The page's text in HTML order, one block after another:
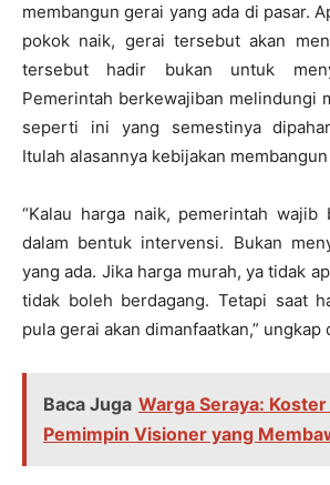
membangun gerai yang ada di pasar.
pokok naik, gerai tersebut akan
tersebut hadir bukan untuk
Pemerintah berkewajiban melindungi
seperti ini yang semestinya
Itulah alasannya kebijakan
“Kalau harga naik, pemerintah wajib
dalam bentuk intervensi. Bukan
yang ada. Jika harga murah, ya tidak
tidak boleh berdagang. Tetapi saat
pula gerai akan dimanfaatkan,” ungkap
Baca Juga Warga Seraya:
Pemimpin Visioner yang